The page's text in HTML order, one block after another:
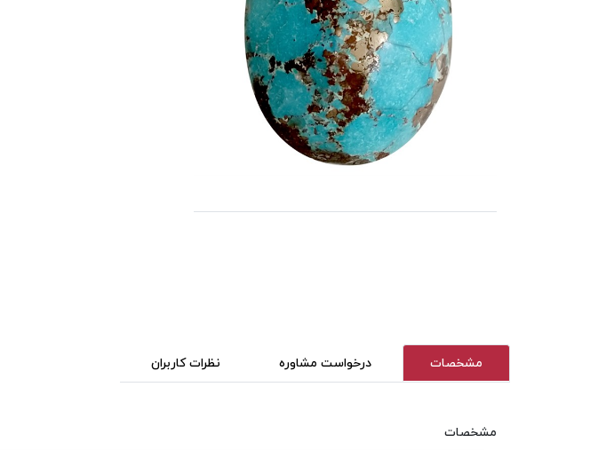
مشخصات درخواست مشاوره نظرات کاربران
مشخصات